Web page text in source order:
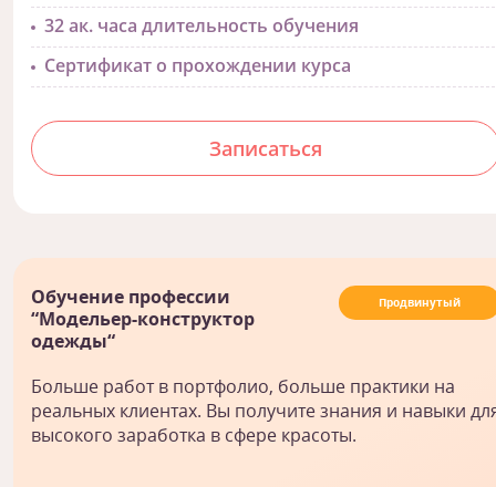
32 ак. часа длительность обучения
Сертификат о прохождении курса
Записаться
Продвинутый
Обучение профессии
“Модельер-конструктор
одежды“
Больше работ в портфолио, больше практики на
реальных клиентах. Вы получите знания и навыки
высокого заработка в сфере красоты.